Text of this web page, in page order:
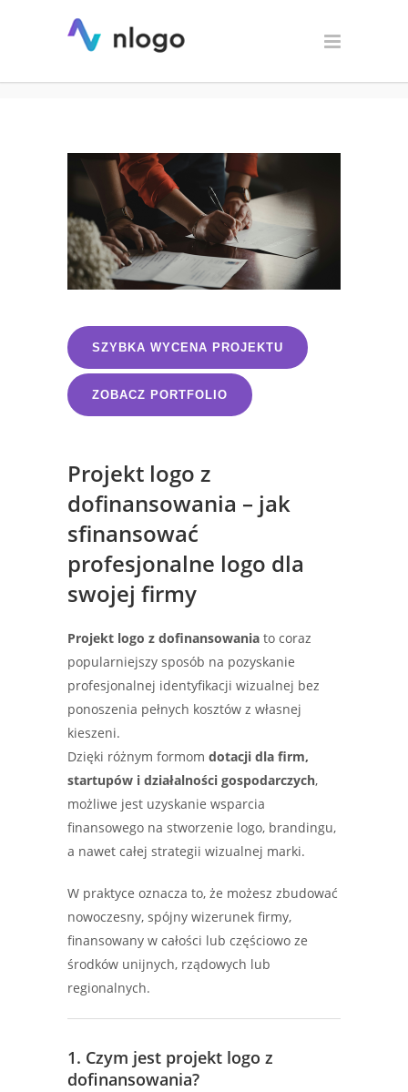
Logo z dofinansowania z
SZYBKA WYCENA PROJEKTU
ZOBACZ PORTFOLIO
Projekt logo z
dofinansowania – jak
sfinansować
profesjonalne logo dla
swojej firmy
Projekt logo z dofinansowania to coraz
popularniejszy sposób na pozyskanie
profesjonalnej identyfikacji wizualnej bez
ponoszenia pełnych kosztów z własnej
kieszeni.
Dzięki różnym formom dotacji dla firm,
startupów i działalności gospodarczych,
możliwe jest uzyskanie wsparcia
finansowego na stworzenie logo, brandingu,
a nawet całej strategii wizualnej marki.
W praktyce oznacza to, że możesz zbudować
nowoczesny, spójny wizerunek firmy,
finansowany w całości lub częściowo ze
środków unijnych, rządowych lub
regionalnych.
1. Czym jest projekt logo z
dofinansowania?